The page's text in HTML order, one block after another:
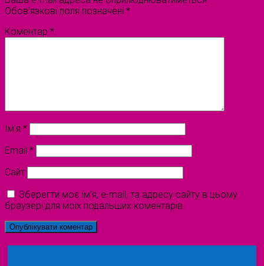
Обов’язкові поля позначені *
Коментар *
Ім'я *
Email *
Сайт
Зберегти моє ім'я, e-mail, та адресу сайту в цьому
браузері для моїх подальших коментарів.